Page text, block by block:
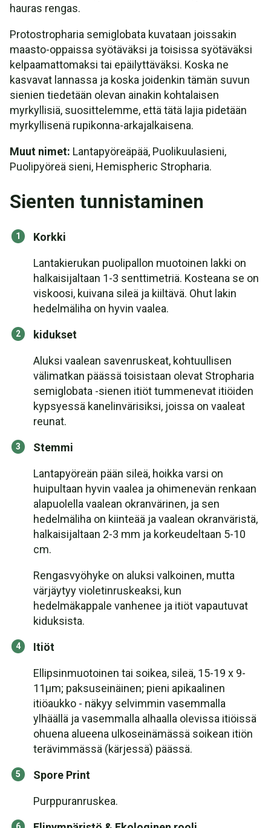
hauras rengas.
Protostropharia semiglobata kuvataan joissakin
maasto-oppaissa syötäväksi ja toisissa syötäväksi
kelpaamattomaksi tai epäilyttäväksi. Koska ne
kasvavat lannassa ja koska joidenkin tämän suvun
sienien tiedetään olevan ainakin kohtalaisen
myrkyllisiä, suosittelemme, että tätä lajia pidetään
myrkyllisenä rupikonna-arkajalkaisena.
Muut nimet: Lantapyöreäpää, Puolikuulasieni,
Puolipyöreä sieni, Hemispheric Stropharia.
Sienten tunnistaminen
Korkki
Lantakierukan puolipallon muotoinen lakki on
halkaisijaltaan 1-3 senttimetriä. Kosteana se on
viskoosi, kuivana sileä ja kiiltävä. Ohut lakin
hedelmäliha on hyvin vaalea.
kidukset
Aluksi vaalean savenruskeat, kohtuullisen
välimatkan päässä toisistaan olevat Stropharia
semiglobata -sienen itiöt tummenevat itiöiden
kypsyessä kanelinvärisiksi, joissa on vaaleat
reunat.
Stemmi
Lantapyöreän pään sileä, hoikka varsi on
huipultaan hyvin vaalea ja ohimenevän renkaan
alapuolella vaalean okranvärinen, ja sen
hedelmäliha on kiinteää ja vaalean okranväristä,
halkaisijaltaan 2-3 mm ja korkeudeltaan 5-10
cm.
Rengasvyöhyke on aluksi valkoinen, mutta
värjäytyy violetinruskeaksi, kun
hedelmäkappale vanhenee ja itiöt vapautuvat
kiduksista.
Itiöt
Ellipsinmuotoinen tai soikea, sileä, 15-19 x 9-
11μm; paksuseinäinen; pieni apikaalinen
itiöaukko - näkyy selvimmin vasemmalla
ylhäällä ja vasemmalla alhaalla olevissa itiöissä
ohuena alueena ulkoseinämässä soikean itiön
terävimmässä (kärjessä) päässä.
Spore Print
Purppuranruskea.